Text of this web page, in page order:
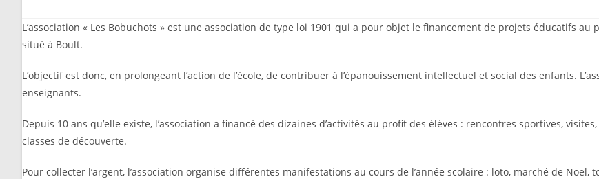
L’association « Les Bobuchots » est une association de type loi 1901 qui a pour objet le financement de projets éducatifs
situé à Boult.
L’objectif est donc, en prolongeant l’action de l’école, de contribuer à l’épanouissement intellectuel et social des enfants.
enseignants.
Depuis 10 ans qu’elle existe, l’association a financé des dizaines d’activités au profit des élèves : rencontres sportives,
classes de découverte.
Pour collecter l’argent, l’association organise différentes manifestations au cours de l’année scolaire : loto, marché de